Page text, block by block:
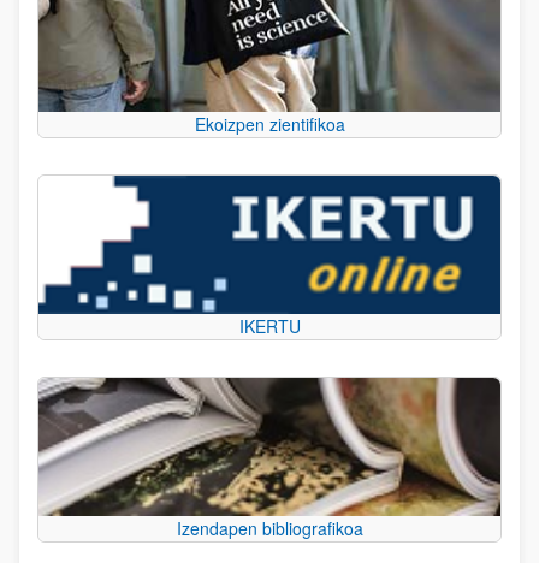
Ekoizpen zientifikoa
IKERTU
Izendapen bibliografikoa